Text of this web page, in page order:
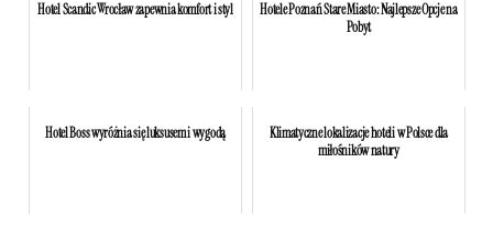
Hotel Scandic Wrocław zapewnia komfort i styl
Hotele Poznań Stare Miasto: Najlepsze Opcje na
Pobyt
Hotel Boss wyróżnia się luksusem i wygodą
Klimatyczne lokalizacje hoteli w Polsce dla
miłośników natury